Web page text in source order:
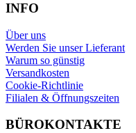
INFO
Über uns
Werden Sie unser Lieferant
Warum so günstig
Versandkosten
Cookie-Richtlinie
Filialen & Öffnungszeiten
BÜROKONTAKTE